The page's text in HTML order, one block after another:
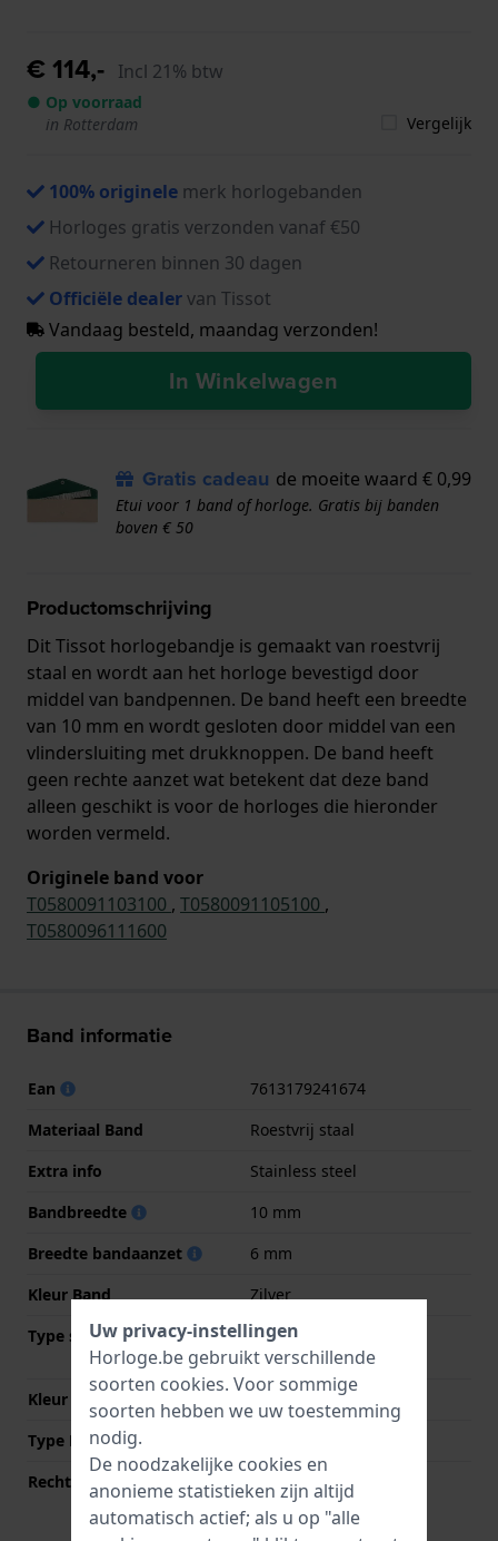
€ 114,- Incl 21% btw
● Op voorraad
in Rotterdam
Vergelijk
100% originele merk horlogebanden
Horloges gratis verzonden vanaf €50
Retourneren binnen 30 dagen
Officiële dealervan Tissot
Vandaag besteld, maandag verzonden!
In Winkelwagen
Gratis cadeau de moeite waard € 0,99
Etui voor 1 band of horloge. Gratis bij banden
boven € 50
Productomschrijving
Dit Tissot horlogebandje is gemaakt van roestvrij
staal en wordt aan het horloge bevestigd door
middel van bandpennen. De band heeft een breedte
van 10 mm en wordt gesloten door middel van een
vlindersluiting met drukknoppen. De band heeft
geen rechte aanzet wat betekent dat deze band
alleen geschikt is voor de horloges die hieronder
worden vermeld.
Originele band voor
T0580091103100 , T0580091105100 ,
T0580096111600
Band informatie
Ean
7613179241674
Materiaal Band
Roestvrij staal
Extra info
Stainless steel
Bandbreedte
10 mm
Breedte bandaanzet
6 mm
Kleur Band
Zilver
Type sluiting
Vlindersluiting met
drukknoppen
Kleur sluiting
Type Bevestiging
Rechte aanzet
Uw privacy-instellingen
Horloge.be gebruikt verschillende
soorten cookies. Voor sommige
soorten hebben we uw toestemming
nodig.
De noodzakelijke cookies en
anonieme statistieken zijn altijd
automatisch actief; als u op "alle